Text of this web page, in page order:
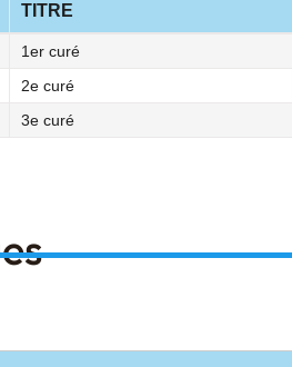
TITRE
1er curé
2e curé
3e curé